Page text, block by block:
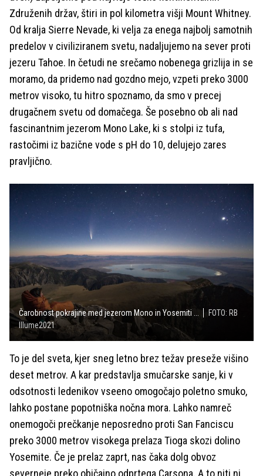
Združenih držav, štiri in pol kilometra višji Mount Whitney.
Od kralja Sierre Nevade, ki velja za enega najbolj samotnih
predelov v civiliziranem svetu, nadaljujemo na sever proti
jezeru Tahoe. In četudi ne srečamo nobenega grizlija in se
moramo, da pridemo nad gozdno mejo, vzpeti preko 3000
metrov visoko, tu hitro spoznamo, da smo v precej
drugačnem svetu od domačega. Še posebno ob ali nad
fascinantnim jezerom Mono Lake, ki s stolpi iz tufa,
rastočimi iz bazične vode s pH do 10, delujejo zares
pravljično.
Čarobnost pokrajine med jezerom Mono in Yosemiti ...
FOTO: RB
Illume2021
To je del sveta, kjer sneg letno brez težav preseže višino
deset metrov. A kar predstavlja smučarske sanje, ki v
odsotnosti ledenikov vseeno omogočajo poletno smuko,
lahko postane popotniška nočna mora. Lahko namreč
onemogoči prečkanje neposredno proti San Fanciscu
preko 3000 metrov visokega prelaza Tioga skozi dolino
Yosemite. Če je prelaz zaprt, nas čaka dolg obvoz
severneje preko običajno odprtega Carsona. A to niti ni